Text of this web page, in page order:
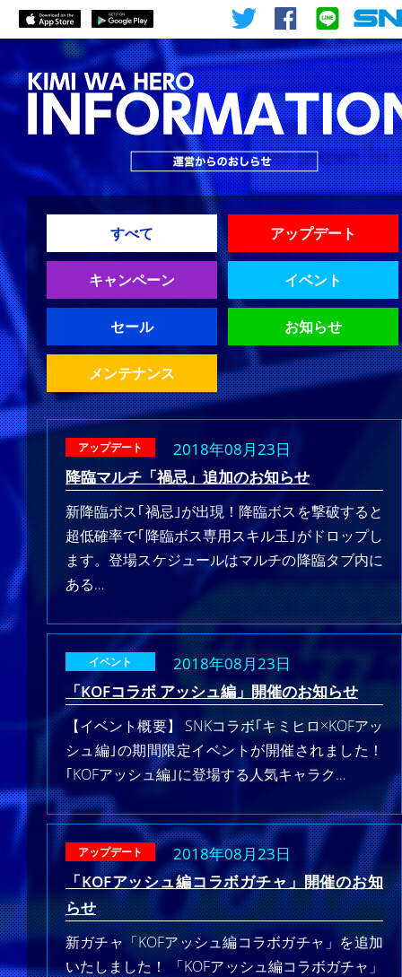
すべて アップデート
キャンペーン イベント
セール お知らせ
メンテナンス
2018年08月23日
アップデート
降臨マルチ「禍忌」追加のお知らせ
新降臨ボス｢禍忌｣が出現！降臨ボスを撃破すると
超低確率で｢降臨ボス専用スキル玉｣がドロップし
ます。登場スケジュールはマルチの降臨タブ内に
ある…
2018年08月23日
イベント
「KOFコラボ アッシュ編」開催のお知らせ
【イベント概要】 SNKコラボ｢キミヒロ×KOFアッ
シュ編｣の期間限定イベントが開催されました！
｢KOFアッシュ編｣に登場する人気キャラク…
2018年08月23日
アップデート
「KOFアッシュ編コラボガチャ」開催のお知
らせ
新ガチャ「KOFアッシュ編コラボガチャ」を追加
いたしました！ 「KOFアッシュ編コラボガチャ」